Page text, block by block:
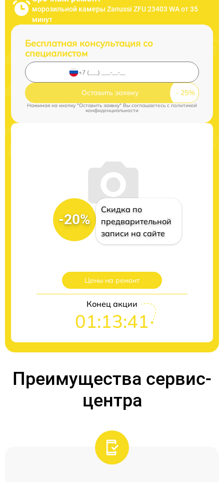
морозильной камеры Zanussi ZFU 23403 WA от 35
минут
Бесплатная консультация со
специалистом
Оставить заявку
Нажимая на кнопку "Оставить заявку" Вы соглашаетесь cполитикой
конфиденциальности
-20%
Скидка по
предварительной
записи на сайте
Цены на ремонт
Конец акции
01:13:41
Преимущества сервис-
центра